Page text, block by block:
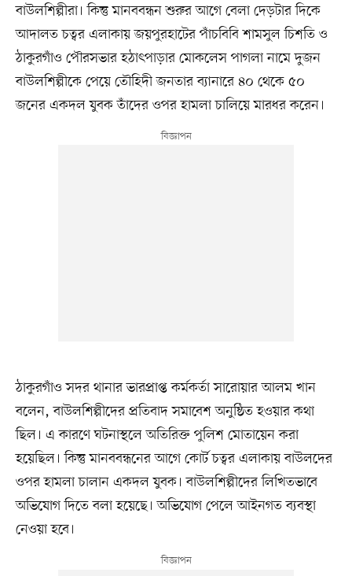
বাউলশিল্পীরা। কিন্তু মানববন্ধন শুরুর আগে বেলা দেড়টার দিকে
আদালত চত্বর এলাকায় জয়পুরহাটের পাঁচবিবি শামসুল চিশতি ও
ঠাকুরগাঁও পৌরসভার হঠাৎপাড়ার মোকলেস পাগলা নামে দুজন
বাউলশিল্পীকে পেয়ে তৌহিদী জনতার ব্যানারে ৪০ থেকে ৫০
জনের একদল যুবক তাঁদের ওপর হামলা চালিয়ে মারধর করেন।
ঠাকুরগাঁও সদর থানার ভারপ্রাপ্ত কর্মকর্তা সারোয়ার আলম খান
বলেন, বাউলশিল্পীদের প্রতিবাদ সমাবেশ অনুষ্ঠিত হওয়ার কথা
ছিল। এ কারণে ঘটনাস্থলে অতিরিক্ত পুলিশ মোতায়েন করা
হয়েছিল। কিন্তু মানববন্ধনের আগে কোর্ট চত্বর এলাকায় বাউলদের
ওপর হামলা চালান একদল যুবক। বাউলশিল্পীদের লিখিতভাবে
অভিযোগ দিতে বলা হয়েছে। অভিযোগ পেলে আইনগত ব্যবস্থা
নেওয়া হবে।